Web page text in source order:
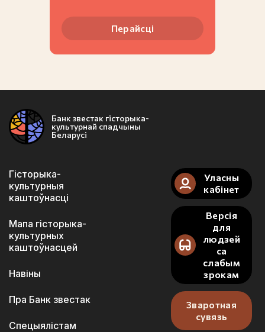
Перайсці
Банк звестак гісторыка-
культурнай спадчыны
Беларусі
Гісторыка-
культурныя
каштоўнасці
Мапа гісторыка-
культурных
каштоўнасцей
Навіны
Пра Банк звестак
Спецыялістам
Уласны
кабінет
Версія
для
людзей
са
слабым
зрокам
Зваротная
сувязь